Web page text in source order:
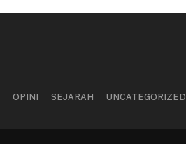
OPINI SEJARAH UNCATEGORIZED